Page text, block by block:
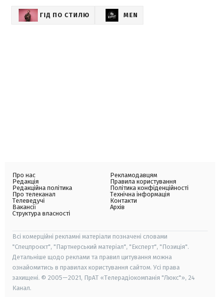
ГІД ПО СТИЛЮ MEN
Про нас
Редакція
Редакційна політика
Про телеканал
Телеведучі
Вакансії
Структура власності
Рекламодавцям
Правила користування
Політика конфіденційності
Технічна інформація
Контакти
Архів
Всі комерційні рекламні матеріали позначені словами
"Спецпроєкт", "Партнерський матеріал", "Експерт", "Позиція".
Детальніше щодо реклами та правил цитування можна
ознайомитись в правилах користування сайтом. Усі права
захищені. © 2005—2021, ПрАТ «Телерадіокомпанія "Люкс"», 24
Канал.